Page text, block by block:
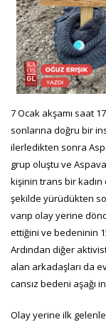
7 Ocak akşamı saat
sonlarına doğru bir
ilerledikten sonra
grup oluştu ve
kişinin trans bir kadın
şekilde yürüdükten
varıp olay yerine
ettiğini ve bedeninin
Ardından diğer
alan arkadaşları da
cansız bedeni aşağı
Olay yerine ilk